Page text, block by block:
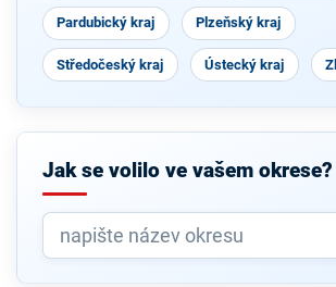
Pardubický kraj Plzeňský kraj
Středočeský kraj Ústecký kraj
Jak se volilo ve vašem okrese?